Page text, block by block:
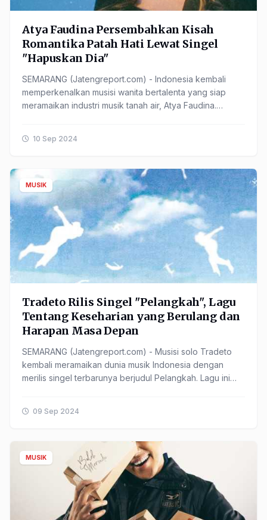
Atya Faudina Persembahkan Kisah
Romantika Patah Hati Lewat Singel
"Hapuskan Dia"
SEMARANG (Jatengreport.com) - Indonesia kembali
memperkenalkan musisi wanita bertalenta yang siap
meramaikan industri musik tanah air, Atya Faudina.
10 Sep 2024
MUSIK
Tradeto Rilis Singel "Pelangkah", Lagu
Tentang Keseharian yang Berulang dan
Harapan Masa Depan
SEMARANG (Jatengreport.com) - Musisi solo Tradeto
kembali meramaikan dunia musik Indonesia dengan
merilis singel terbarunya berjudul Pelangkah. Lagu ini
09 Sep 2024
MUSIK